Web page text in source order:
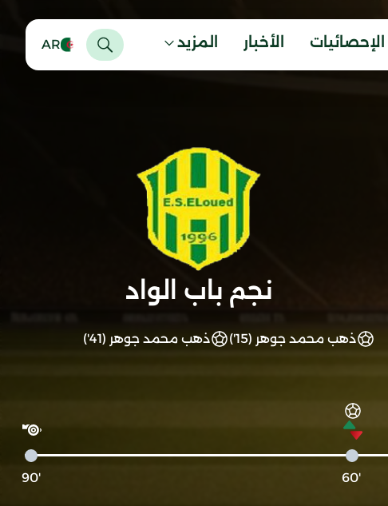
الإحصائيات الأخبار المزيد AR
نجم باب الواد
ذهب محمد جوهر (15') ذهب محمد جوهر (41')
'60
'90